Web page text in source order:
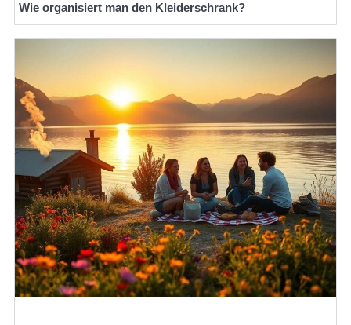
Wie organisiert man den Kleiderschrank?